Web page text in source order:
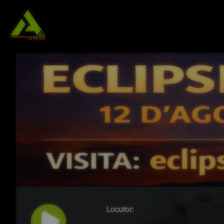
Locutor: